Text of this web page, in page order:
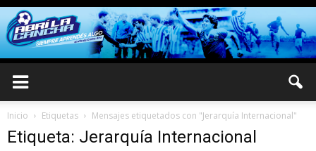
Inicio Etiquetas Mensajes etiquetados con "Jerarquía Internacional"
Etiqueta: Jerarquía Internacional